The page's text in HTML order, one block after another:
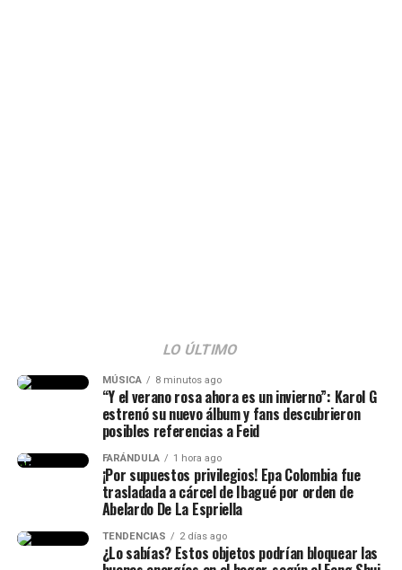
cíclopes más famosos de la mitología
griega. Este gigante de un solo ojo captura a Odiseo y a
sus hombres dentro de una cueva.
LO ÚLTIMO
MÚSICA 8 minutos ago
“Y el verano rosa ahora es un invierno”: Karol G
estrenó su nuevo álbum y fans descubrieron
posibles referencias a Feid
FARÁNDULA 1 hora ago
¡Por supuestos privilegios! Epa Colombia fue
trasladada a cárcel de Ibagué por orden de
Abelardo De La Espriella
TENDENCIAS 2 días ago
¿Lo sabías? Estos objetos podrían bloquear las